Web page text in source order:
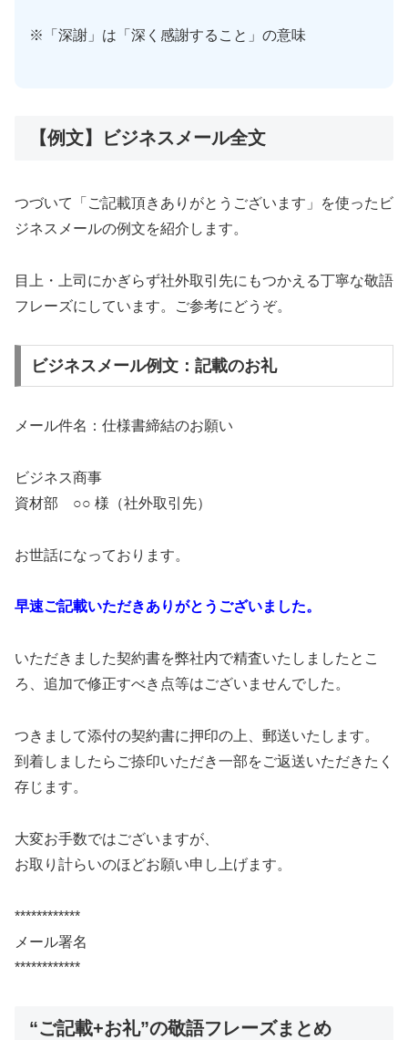
※「深謝」は「深く感謝すること」の意味
【例文】ビジネスメール全文
つづいて「ご記載頂きありがとうございます」を使ったビ
ジネスメールの例文を紹介します。
目上・上司にかぎらず社外取引先にもつかえる丁寧な敬語
フレーズにしています。ご参考にどうぞ。
ビジネスメール例文：記載のお礼
メール件名：仕様書締結のお願い
ビジネス商事
資材部 ○○ 様（社外取引先）
お世話になっております。
早速ご記載いただきありがとうございました。
いただきました契約書を弊社内で精査いたしましたとこ
ろ、追加で修正すべき点等はございませんでした。
つきまして添付の契約書に押印の上、郵送いたします。
到着しましたらご捺印いただき一部をご返送いただきたく
存じます。
大変お手数ではございますが、
お取り計らいのほどお願い申し上げます。
************
メール署名
************
“ご記載+お礼”の敬語フレーズまとめ